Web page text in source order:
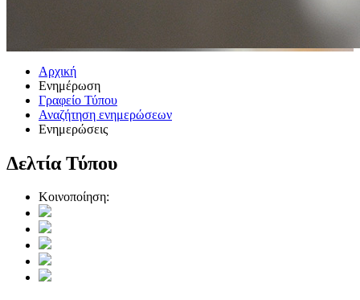
Αρχική
Ενημέρωση
Γραφείο Τύπου
Αναζήτηση ενημερώσεων
Ενημερώσεις
Δελτία Τύπου
Κοινοποίηση: